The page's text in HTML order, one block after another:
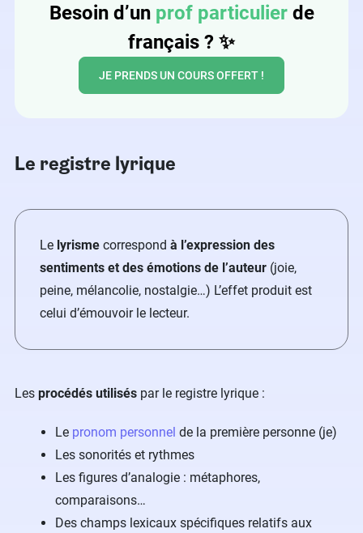
Besoin d’un prof particulierde
français ? ✨
JE PRENDS UN COURS OFFERT !
Le registre lyrique
Le lyrisme correspond à l’expression des
sentiments et des émotions de l’auteur (joie,
peine, mélancolie, nostalgie…) L’effet produit est
celui d’émouvoir le lecteur.
Les procédés utilisés par le registre lyrique :
Le pronom personnel de la première personne (je)
Les sonorités et rythmes
Les figures d’analogie : métaphores,
comparaisons…
Des champs lexicaux spécifiques relatifs aux